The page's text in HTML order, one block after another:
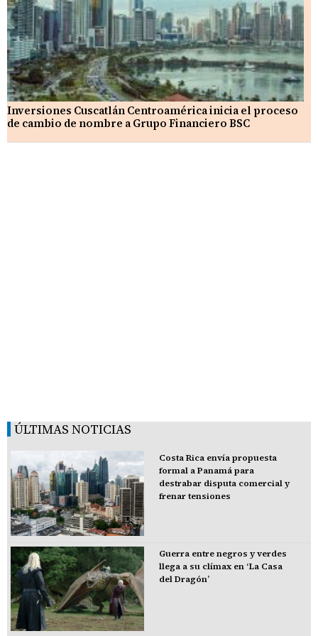
Inversiones Cuscatlán Centroamérica inicia el proceso
de cambio de nombre a Grupo Financiero BSC
ÚLTIMAS NOTICIAS
Costa Rica envía propuesta
formal a Panamá para
destrabar disputa comercial y
frenar tensiones
Guerra entre negros y verdes
llega a su clímax en ‘La Casa
del Dragón’